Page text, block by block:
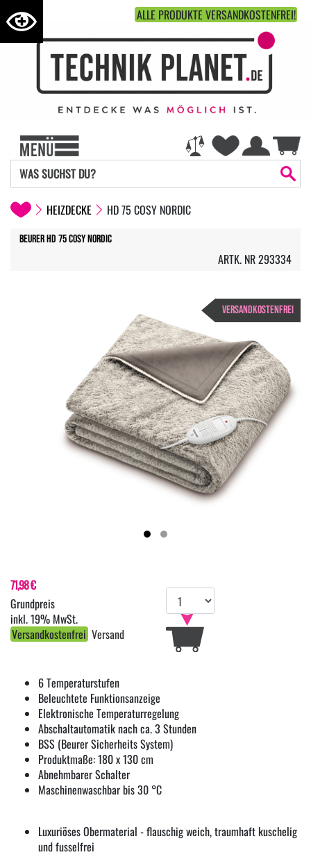
ALLE PRODUKTE VERSANDKOSTENFREI!
HEIZDECKE HD 75 COSY NORDIC
Beurer HD 75 Cosy Nordic
ARTK. NR 293334
VERSANDKOSTENFREI
6 Temperaturstufen
Beleuchtete Funktionsanzeige
Elektronische Temperaturregelung
Abschaltautomatik nach ca. 3 Stunden
BSS (Beurer Sicherheits System)
Produktmaße: 180 x 130 cm
Abnehmbarer Schalter
Maschinenwaschbar bis 30 °C
Luxuriöses Obermaterial - flauschig weich, traumhaft kuschelig
und fusselfrei
71,98 €
inkl. 19% MwSt.
Versandkostenfrei Versand